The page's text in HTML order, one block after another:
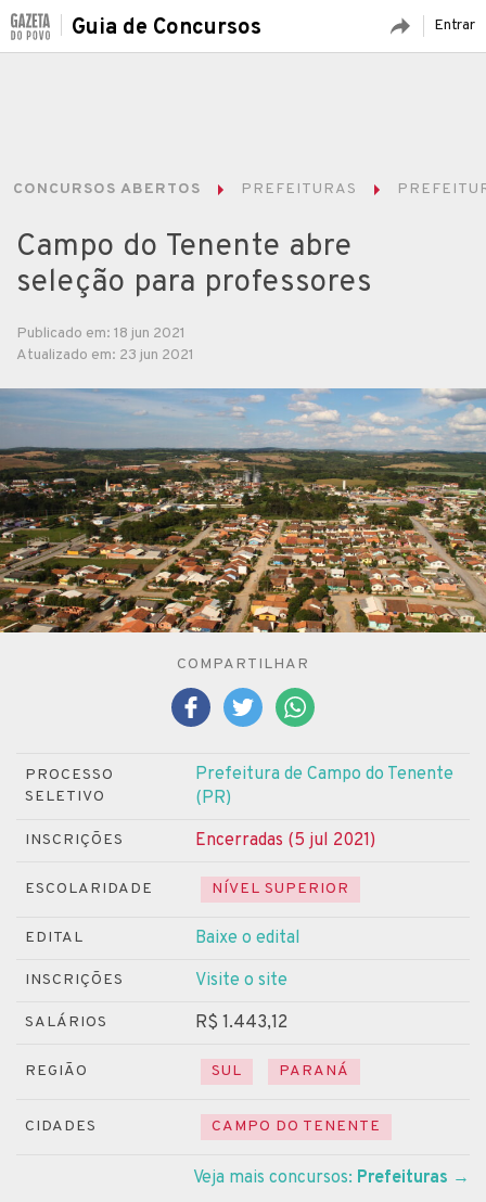
Entrar
Guia de Concursos
CONCURSOS ABERTOS PREFEITURAS
Campo do Tenente abre
seleção para professores
Publicado em: 18 jun 2021
Atualizado em: 23 jun 2021
COMPARTILHAR
PROCESSO
SELETIVO
Prefeitura de Campo do Tenente
(PR)
INSCRIÇÕES Encerradas (5 jul 2021)
ESCOLARIDADE NÍVEL SUPERIOR
EDITAL Baixe o edital
INSCRIÇÕES Visite o site
SALÁRIOS R$ 1.443,12
REGIÃO SUL PARANÁ
CIDADES CAMPO DO TENENTE
Veja mais concursos: Prefeituras →